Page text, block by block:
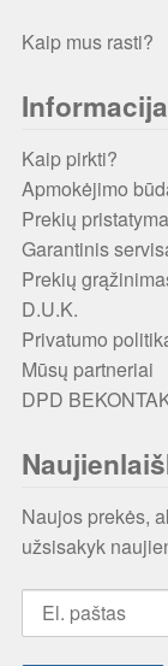
Kaip mus rasti?
Kaip pirkti?
Apmokėjimo
Prekių
Garantinis
Prekių
D.U.K.
Privatumo
Mūsų partneriai
DPD
Naujos prekės,
užsisakyk